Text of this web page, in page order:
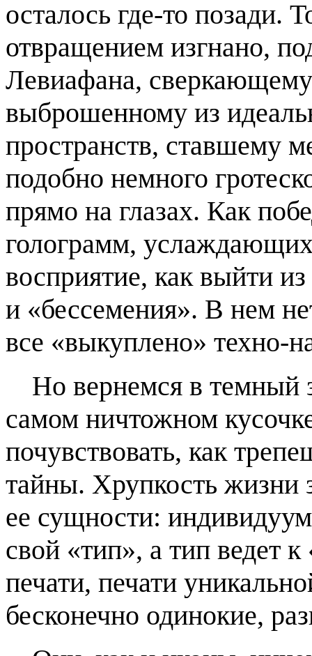
осталось где-то позади.
отвращением изгнано,
Левиафана,
выброшенному из
пространств, ставшему
подобно немного
прямо на глазах. Как
голограмм,
восприятие, как выйти
и «бессемения». В нем
все «выкуплено» техно-
Но вернемся в темный
самом ничтожном
почувствовать, как
тайны. Хрупкость жизни
ее сущности:
свой «тип», а тип ведет
печати, печати
бесконечно одинокие,